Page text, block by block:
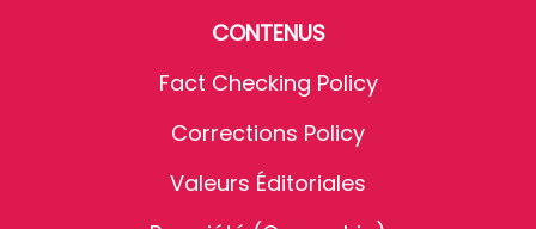
CONTENUS
Fact Checking Policy
Corrections Policy
Valeurs Éditoriales